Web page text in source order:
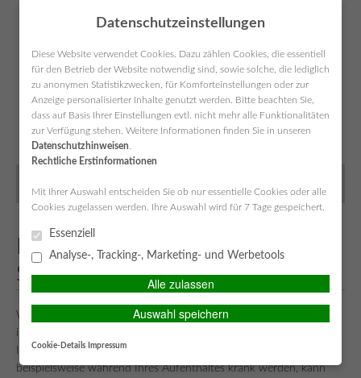
Anfahrt Kontakt Datenschutz Impressum SIMPLR-LOGIN
Reisekranken für Au Pairs,
Schüler, Studenten, et al.
Wenn Sie vorhaben, in absehbarer Zeit einen Au Pair-Aufenthalt
im Ausland zu verbringen, sollten Sie diesen gut vorbereiten, um
Ihre Reise unbeschwert genießen zu können. Wenn Sie
beispielsweise während Ihres Aufenthaltes krank werden, kann
Datenschutzeinstellungen
Diese Website verwendet Cookies. Dazu zählen Cookies, die essentiell
für den Betrieb der Website notwendig sind, sowie solche, die lediglich
zu anonymen Statistikzwecken, für Komforteinstellungen oder zur
Anzeige personalisierter Inhalte genutzt werden. Bitte beachten Sie,
dass auf Basis Ihrer Einstellungen evtl. nicht mehr alle Funktionalitäten
zur Verfügung stehen. Weitere Informationen finden Sie in unseren
Datenschutzhinweisen
Rechtliche Erstinformationen
Mit Ihrer Auswahl entscheiden Sie ob nur essentielle Cookies oder alle
Cookies zugelassen werden. Ihre Auswahl wird für 7 Tage gespeichert.
Essenziell
Analyse-, Tracking-, Marketing- und Werbetools
Alle zulassen
Auswahl speichern
Cookie-Details Impressum